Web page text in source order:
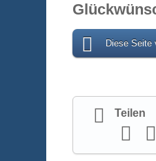
Diese Seite
Teilen